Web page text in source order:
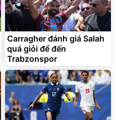
Lót ghế ôtô, nâng lưng
chống nóng giúp thoải mái
trong di chuyển
295.000đ
Đã bán nhiều
Carragher đánh giá Salah
quá giỏi để đến
Trabzonspor